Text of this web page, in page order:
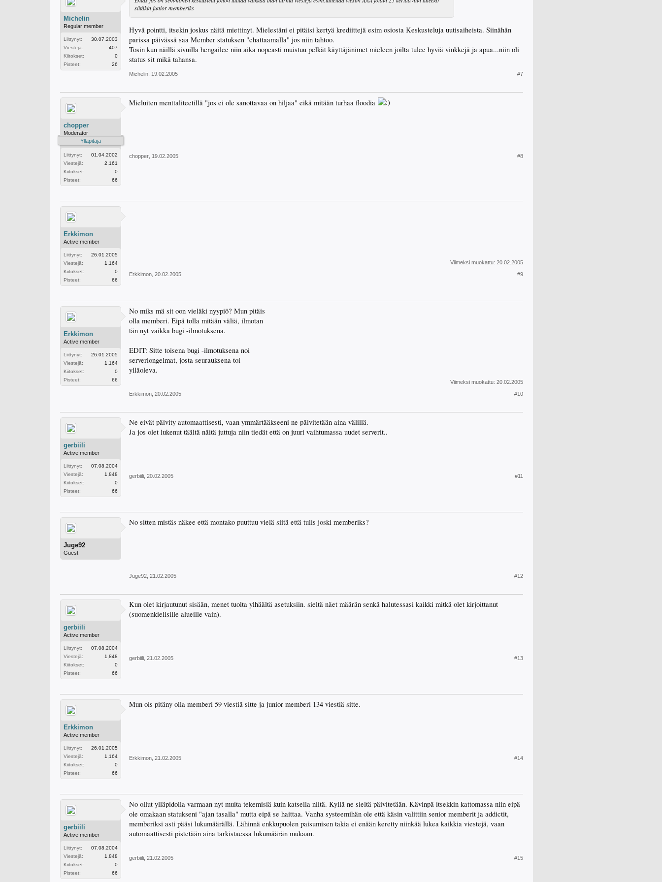
Michelin
Regular member
Liittynyt:
30.07.2003
Viestejä:
407
Kiitokset:
0
Pisteet:
26
siitäkin junior memberiks
Hyvä pointti, itsekin joskus näitä miettinyt. Mielestäni ei pitäisi kertyä krediittejä esim osiosta Keskusteluja uutisaiheista. Siinähän
parissa päivässä saa Member statuksen "chattaamalla" jos niin tahtoo.
Tosin kun näillä sivuilla hengailee niin aika nopeasti muistuu pelkät käyttäjänimet mieleen joilta tulee hyviä vinkkejä ja apua...niin oli
status sit mikä tahansa.
Michelin 19.02.2005 #7
chopper
Moderator
Ylläpitäjä
Liittynyt:
01.04.2002
Viestejä:
2,161
Kiitokset:
0
Pisteet:
66
Mieluiten menttaliteetillä "jos ei ole sanottavaa on hiljaa" eikä mitään turhaa floodia
chopper 19.02.2005 #8
Erkkimon
Active member
Liittynyt:
26.01.2005
Viestejä:
1,164
Kiitokset:
0
Pisteet:
66
Viimeksi muokattu: 20.02.2005
Erkkimon 20.02.2005 #9
Erkkimon
Active member
Liittynyt:
26.01.2005
Viestejä:
1,164
Kiitokset:
0
Pisteet:
66
No miks mä sit oon vieläki nyypiö? Mun pitäis
olla memberi. Eipä tolla mitään väliä, ilmotan
tän nyt vaikka bugi -ilmotuksena.
EDIT: Sitte toisena bugi -ilmotuksena noi
serveriongelmat, josta seurauksena toi
ylläoleva.
Viimeksi muokattu: 20.02.2005
Erkkimon 20.02.2005 #10
gerbiili
Active member
Liittynyt:
07.08.2004
Viestejä:
1,848
Kiitokset:
0
Pisteet:
66
Ne eivät päivity automaattisesti, vaan ymmärtääkseeni ne päivitetään aina välillä.
Ja jos olet lukenut täältä näitä juttuja niin tiedät että on juuri vaihtumassa uudet serverit..
gerbiili 20.02.2005 #11
Juge92
Guest
No sitten mistäs näkee että montako puuttuu vielä siitä että tulis joski memberiks?
Juge92 21.02.2005 #12
gerbiili
Active member
Liittynyt:
07.08.2004
Viestejä:
1,848
Kiitokset:
0
Pisteet:
66
Kun olet kirjautunut sisään, menet tuolta ylhäältä asetuksiin. sieltä näet määrän senkä halutessasi kaikki mitkä olet kirjoittanut
(suomenkielisille alueille vain).
gerbiili 21.02.2005 #13
Erkkimon
Active member
Liittynyt:
26.01.2005
Viestejä:
1,164
Kiitokset:
0
Pisteet:
66
Mun ois pitäny olla memberi 59 viestiä sitte ja junior memberi 134 viestiä sitte.
Erkkimon 21.02.2005 #14
gerbiili
Active member
Liittynyt:
07.08.2004
Viestejä:
1,848
Kiitokset:
0
Pisteet:
66
No ollut ylläpidolla varmaan nyt muita tekemisiä kuin katsella niitä. Kyllä ne sieltä päivitetään. Kävinpä itsekkin kattomassa niin eipä
ole omakaan statukseni "ajan tasalla" mutta eipä se haittaa. Vanha systeemihän ole että käsin valittiin senior memberit ja addictit,
memberiksi asti pääsi lukumäärällä. Lähinnä enkkupuolen paisumisen takia ei enään keretty niinkää lukea kaikkia viestejä, vaan
automaattisesti pistetään aina tarkistaessa lukumäärän mukaan.
gerbiili 21.02.2005 #15